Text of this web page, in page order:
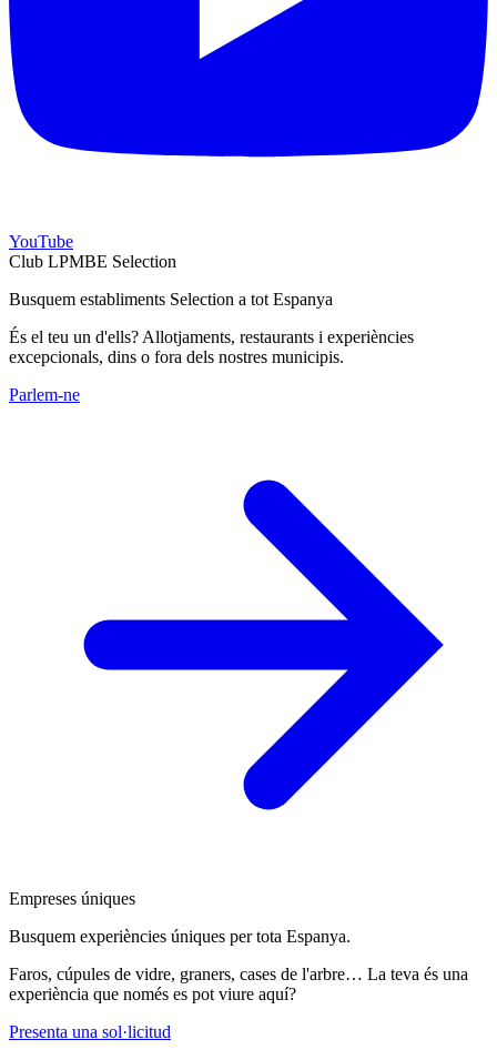
YouTube
Club LPMBE Selection
Busquem establiments Selection a tot Espanya
És el teu un d'ells? Allotjaments, restaurants i experiències
excepcionals, dins o fora dels nostres municipis.
Parlem-ne
Empreses úniques
Busquem experiències úniques per tota Espanya.
Faros, cúpules de vidre, graners, cases de l'arbre… La teva és una
experiència que només es pot viure aquí?
Presenta una sol·licitud